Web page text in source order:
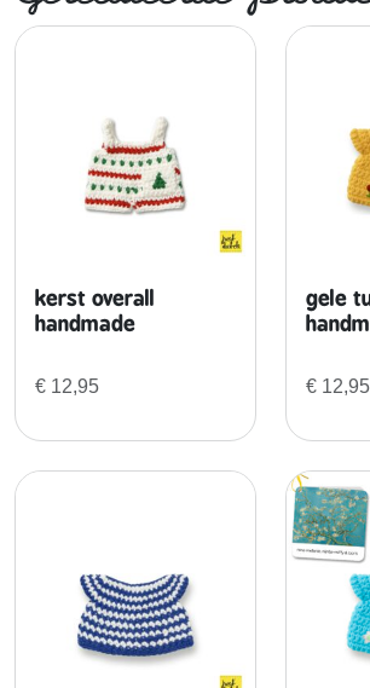
o
e
a
kerst overall
handmade
€ 12,95
gele
€ 12,95